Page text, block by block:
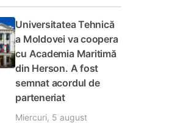
Universitatea Tehnică
a Moldovei va coopera
cu Academia Maritimă
din Herson. A fost
semnat acordul de
parteneriat
Miercuri, 5 august